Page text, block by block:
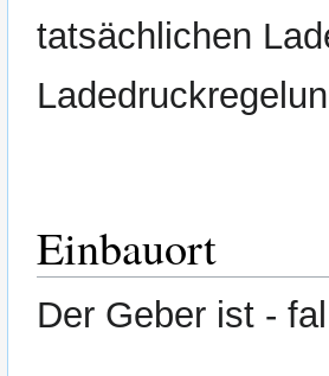
tatsächlichen
Einbauort
Der Geber ist -